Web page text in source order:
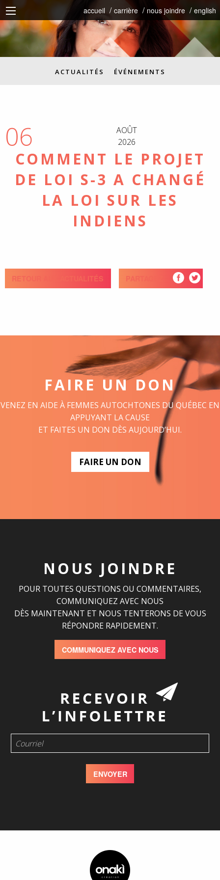
accueil carrière nous joindre english
ACTUALITÉS ÉVÉNEMENTS
06
AOÛT
2026
COMMENT LE PROJET
DE LOI S-3 A CHANGÉ
LA LOI SUR LES
INDIENS
RETOUR AUX ACTUALITÉS PARTAGEZ
FAIRE UN DON
VENEZ EN AIDE À FEMMES AUTOCHTONES DU QUÉBEC EN
APPUYANT LA CAUSE
ET FAITES UN DON DÈS AUJOURD’HUI.
FAIRE UN DON
NOUS JOINDRE
POUR TOUTES QUESTIONS OU COMMENTAIRES,
COMMUNIQUEZ AVEC NOUS
DÈS MAINTENANT ET NOUS TENTERONS DE VOUS
RÉPONDRE RAPIDEMENT.
COMMUNIQUEZ AVEC NOUS